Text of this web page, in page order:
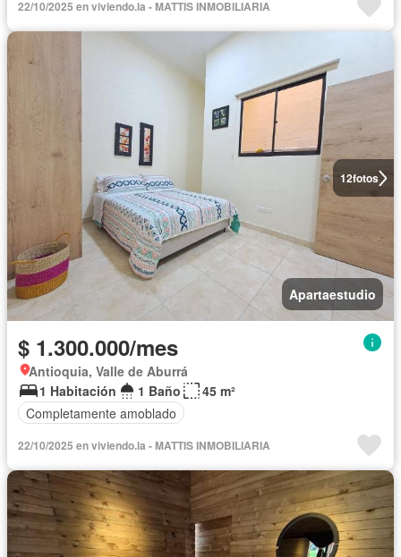
22/10/2025 en viviendo.la - MATTIS INMOBILIARIA
12fotos
Apartaestudio
$ 1.300.000/mes
Antioquia, Valle de Aburrá
1 Habitación
1 Baño
45 m²
Completamente amoblado
22/10/2025 en viviendo.la - MATTIS INMOBILIARIA